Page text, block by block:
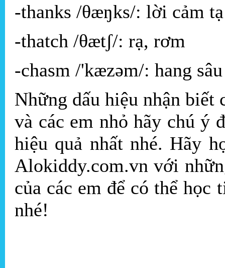
-thanks /θæŋks/: lời cảm tạ
-thatch /θætʃ/: rạ, rơm
-chasm /'kæzəm/: hang sâu
Những dấu hiệu nhận biết
và các em nhỏ hãy chú ý
hiệu quả nhất nhé. Hãy
Alokiddy.com.vn với
của các em để có thể học
nhé!